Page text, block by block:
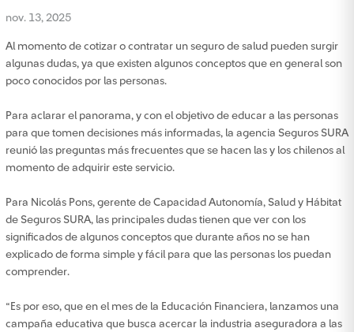
nov. 13, 2025
Al momento de cotizar o contratar un seguro de salud pueden surgir
algunas dudas, ya que existen algunos conceptos que en general son
poco conocidos por las personas.
Para aclarar el panorama, y con el objetivo de educar a las personas
para que tomen decisiones más informadas, la agencia Seguros SURA
reunió las preguntas más frecuentes que se hacen las y los chilenos al
momento de adquirir este servicio.
Para Nicolás Pons, gerente de Capacidad Autonomía, Salud y Hábitat
de Seguros SURA, las principales dudas tienen que ver con los
significados de algunos conceptos que durante años no se han
explicado de forma simple y fácil para que las personas los puedan
comprender.
“Es por eso, que en el mes de la Educación Financiera, lanzamos una
campaña educativa que busca acercar la industria aseguradora a las